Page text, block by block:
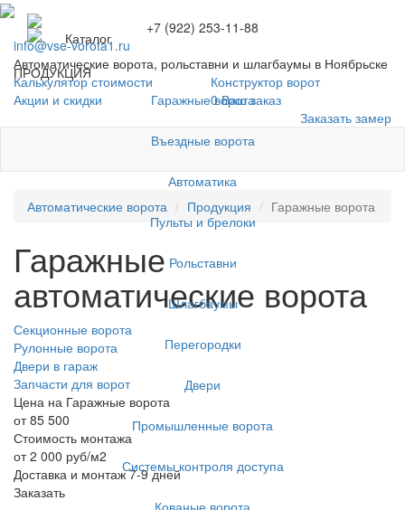
Каталог
ПРОДУКЦИЯ
Гаражные ворота
Въездные ворота
Автоматика
Пульты и брелоки
Рольставни
Шлагбаумы
Перегородки
Двери
Промышленные ворота
Системы контроля доступа
Кованые ворота
+7 (922) 253-11-88
info@vse-vorota1.ru
Автоматические ворота, рольставни и шлагбаумы в Ноябрьске
Калькулятор стоимости
Конструктор ворот
Акции и скидки
0 Ваш заказ
Заказать замер
Автоматические ворота Продукция Гаражные ворота
Гаражные
автоматические ворота
Секционные ворота
Рулонные ворота
Двери в гараж
Запчасти для ворот
Цена на Гаражные ворота
от 85 500
Стоимость монтажа
от 2 000 руб/м2
Доставка и монтаж 7-9 дней
Заказать